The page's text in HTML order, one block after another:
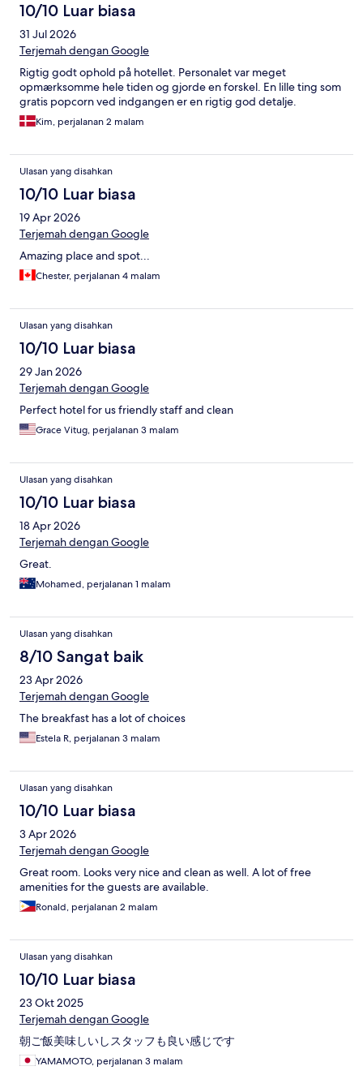
10/10 Luar biasa
31 Jul 2026
Terjemah dengan Google
Rigtig godt ophold på hotellet. Personalet var meget
opmærksomme hele tiden og gjorde en forskel. En lille ting som
gratis popcorn ved indgangen er en rigtig god detalje.
Kim, perjalanan 2 malam
Ulasan yang disahkan
10/10 Luar biasa
19 Apr 2026
Terjemah dengan Google
Amazing place and spot...
Chester, perjalanan 4 malam
Ulasan yang disahkan
10/10 Luar biasa
29 Jan 2026
Terjemah dengan Google
Perfect hotel for us friendly staff and clean
Grace Vitug, perjalanan 3 malam
Ulasan yang disahkan
10/10 Luar biasa
18 Apr 2026
Terjemah dengan Google
Great.
Mohamed, perjalanan 1 malam
Ulasan yang disahkan
8/10 Sangat baik
23 Apr 2026
Terjemah dengan Google
The breakfast has a lot of choices
Estela R, perjalanan 3 malam
Ulasan yang disahkan
10/10 Luar biasa
3 Apr 2026
Terjemah dengan Google
Great room. Looks very nice and clean as well. A lot of free
amenities for the guests are available.
Ronald, perjalanan 2 malam
Ulasan yang disahkan
10/10 Luar biasa
23 Okt 2025
Terjemah dengan Google
朝ご飯美味しいしスタッフも良い感じです
YAMAMOTO, perjalanan 3 malam